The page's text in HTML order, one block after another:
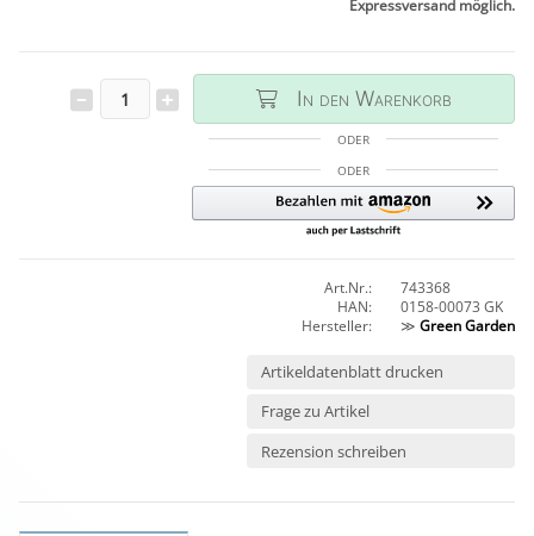
Expressversand möglich.
In den Warenkorb
ODER
ODER
Art.Nr.:
743368
HAN:
0158-00073 GK
Hersteller:
≫ Green Garden
Artikeldatenblatt drucken
Frage zu Artikel
Rezension schreiben